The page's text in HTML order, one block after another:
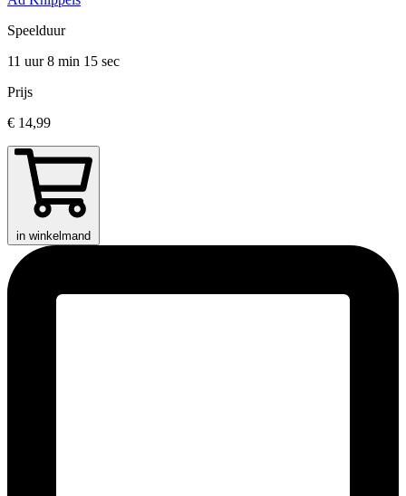
Speelduur
11 uur 8 min 15 sec
Prijs
€ 14,99
in winkelmand